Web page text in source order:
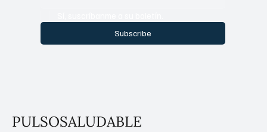
Subscribe
PULSOSALUDABLE